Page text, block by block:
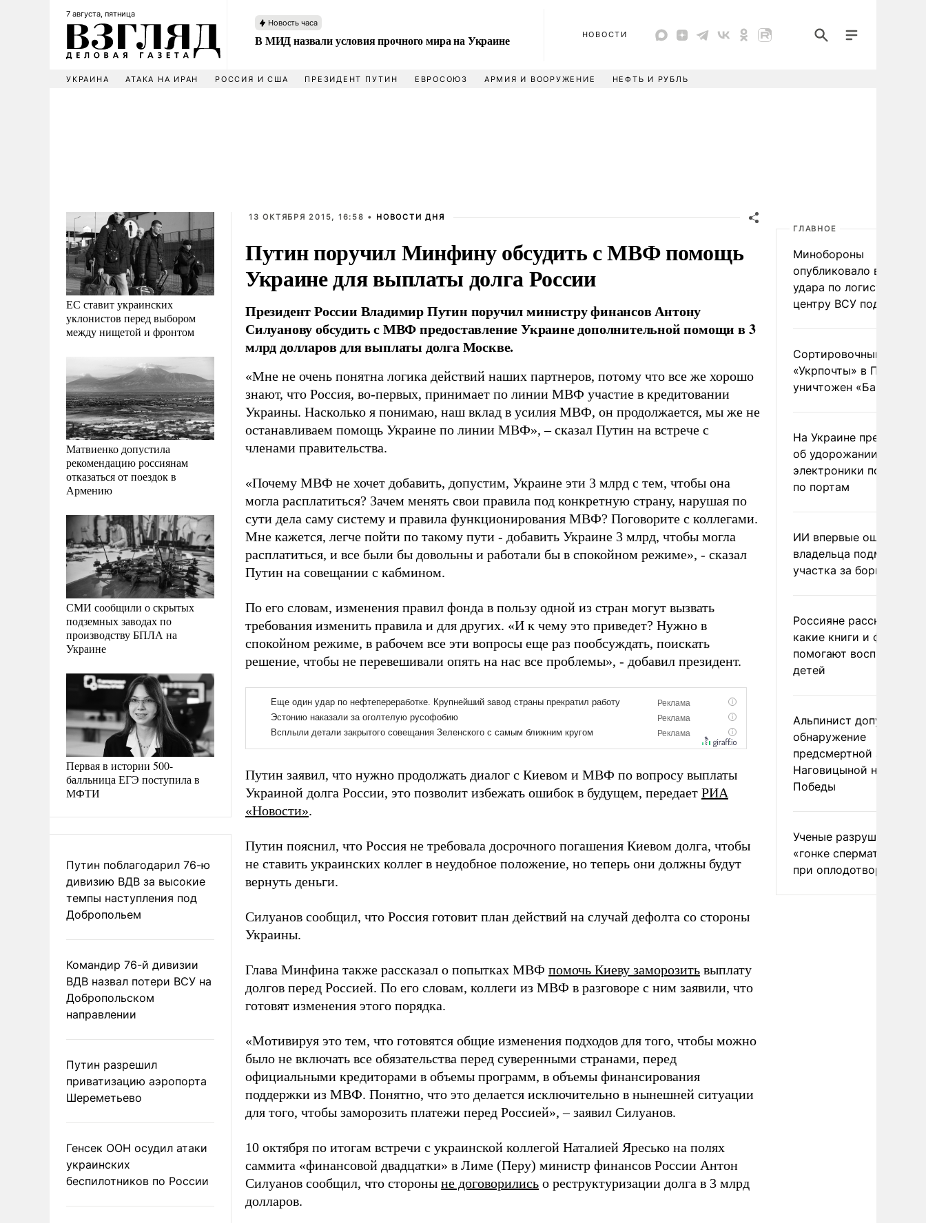
7 августа, пятница
Новость часа
В МИД назвали условия прочного мира на Украине НОВОСТИ
УКРАИНА АТАКА НА ИРАН РОССИЯ И США ПРЕЗИДЕНТ ПУТИН ЕВРОСОЮЗ АРМИЯ И ВООРУЖЕНИЕ НЕФТЬ И РУБЛЬ
ЕС ставит украинских
уклонистов перед выбором
между нищетой и фронтом
Матвиенко допустила
рекомендацию россиянам
отказаться от поездок в
Армению
СМИ сообщили о скрытых
подземных заводах по
производству БПЛА на
Украине
Первая в истории 500-
балльница ЕГЭ поступила в
МФТИ
Путин поблагодарил 76-ю
дивизию ВДВ за высокие
темпы наступления под
Добропольем
Командир 76-й дивизии
ВДВ назвал потери ВСУ на
Добропольском
направлении
Путин разрешил
приватизацию аэропорта
Шереметьево
Генсек ООН осудил атаки
украинских
беспилотников по России
13 ОКТЯБРЯ 2015, 16:58 • НОВОСТИ ДНЯ
Путин поручил Минфину обсудить с МВФ помощь
Украине для выплаты долга России
Президент России Владимир Путин поручил министру финансов Антону
Силуанову обсудить с МВФ предоставление Украине дополнительной помощи в 3
млрд долларов для выплаты долга Москве.
«Мне не очень понятна логика действий наших партнеров, потому что все же хорошо
знают, что Россия, во-первых, принимает по линии МВФ участие в кредитовании
Украины. Насколько я понимаю, наш вклад в усилия МВФ, он продолжается, мы же не
останавливаем помощь Украине по линии МВФ», – сказал Путин на встрече с
членами правительства.
«Почему МВФ не хочет добавить, допустим, Украине эти 3 млрд с тем, чтобы она
могла расплатиться? Зачем менять свои правила под конкретную страну, нарушая по
сути дела саму систему и правила функционирования МВФ? Поговорите с коллегами.
Мне кажется, легче пойти по такому пути - добавить Украине 3 млрд, чтобы могла
расплатиться, и все были бы довольны и работали бы в спокойном режиме», - сказал
Путин на совещании с кабмином.
По его словам, изменения правил фонда в пользу одной из стран могут вызвать
требования изменить правила и для других. «И к чему это приведет? Нужно в
спокойном режиме, в рабочем все эти вопросы еще раз пообсуждать, поискать
решение, чтобы не перевешивали опять на нас все проблемы», - добавил президент.
Путин заявил, что нужно продолжать диалог с Киевом и МВФ по вопросу выплаты
Украиной долга России, это позволит избежать ошибок в будущем, передает РИА
«Новости».
Путин пояснил, что Россия не требовала досрочного погашения Киевом долга, чтобы
не ставить украинских коллег в неудобное положение, но теперь они должны будут
вернуть деньги.
Силуанов сообщил, что Россия готовит план действий на случай дефолта со стороны
Украины.
Глава Минфина также рассказал о попытках МВФ помочь Киеву заморозить выплату
долгов перед Россией. По его словам, коллеги из МВФ в разговоре с ним заявили, что
готовят изменения этого порядка.
«Мотивируя это тем, что готовятся общие изменения подходов для того, чтобы можно
было не включать все обязательства перед суверенными странами, перед
официальными кредиторами в объемы программ, в объемы финансирования
поддержки из МВФ. Понятно, что это делается исключительно в нынешней ситуации
для того, чтобы заморозить платежи перед Россией», – заявил Силуанов.
10 октября по итогам встречи с украинской коллегой Наталией Яресько на полях
саммита «финансовой двадцатки» в Лиме (Перу) министр финансов России Антон
Силуанов сообщил, что стороны не договорились о реструктуризации долга в 3 млрд
долларов.
ГЛАВНОЕ
Минобороны
опубликовало видео
удара по
центру ВСУ под Киевом
Сортировочный пункт
«Укрпочты» в
уничтожен
На Украине
об удорожании
электроники после
по портам
ИИ впервые
владельца
участка за борщевик
Россияне рассказали,
какие книги и фильмы
помогают воспитывать
детей
Альпинист допустил
обнаружение
предсмертной записки
Наговицыной на пике
Победы
Ученые разрушили миф
«гонке
при оплодотворении